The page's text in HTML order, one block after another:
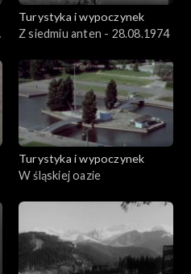
Turystyka i wypoczynek
Z siedmiu anten - 28.08.1974
Turystyka i wypoczynek
W śląskiej oazie